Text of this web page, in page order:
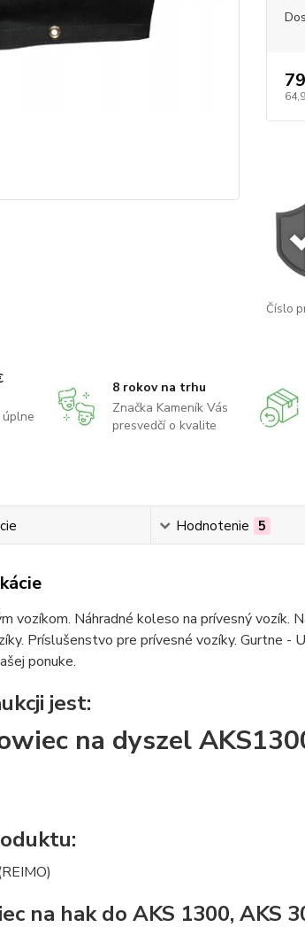
Číslo
8 rokov na trhu
Značka Kameník Vás
presvedčí o kvalite
Hodnotenie 5
vozíkom. Náhradné koleso na prívesný vozík.
Príslušenstvo pre prívesné vozíky. Gurtne -
ponuke.
jest:
na dyszel
na hak do AKS 1300, AKS